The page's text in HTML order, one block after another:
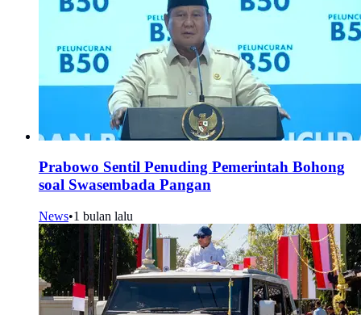
Prabowo Sentil Penuding Pemerintah Bohong
soal Swasembada Pangan
News•1 bulan lalu